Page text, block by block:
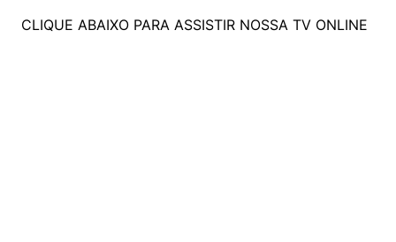
CLIQUE ABAIXO PARA ASSISTIR NOSSA TV ONLINE